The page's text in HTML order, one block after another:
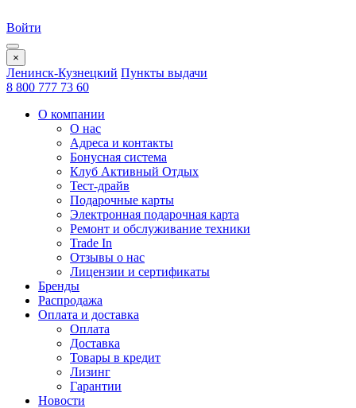
Войти
×
Ленинск-Кузнецкий Пункты выдачи
8 800 777 73 60
О компании
О нас
Адреса и контакты
Бонусная система
Клуб Активный Отдых
Тест-драйв
Подарочные карты
Электронная подарочная карта
Ремонт и обслуживание техники
Trade In
Отзывы о нас
Лицензии и сертификаты
Бренды
Распродажа
Оплата и доставка
Оплата
Доставка
Товары в кредит
Лизинг
Гарантии
Новости